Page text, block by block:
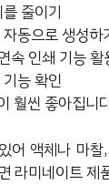
줄이기
동으로 생성하
속 인쇄 기능 활
능 확인
훨씬 좋아집니
어 액체나 마
라미네이트 제